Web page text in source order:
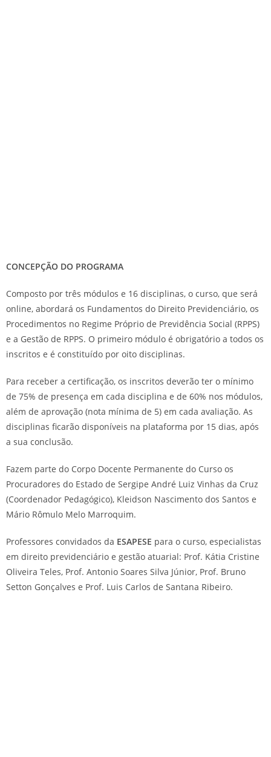
CONCEPÇÃO DO PROGRAMA
Composto por três módulos e 16 disciplinas, o curso, que será
online, abordará os Fundamentos do Direito Previdenciário, os
Procedimentos no Regime Próprio de Previdência Social (RPPS)
e a Gestão de RPPS. O primeiro módulo é obrigatório a todos os
inscritos e é constituído por oito disciplinas.
Para receber a certificação, os inscritos deverão ter o mínimo
de 75% de presença em cada disciplina e de 60% nos módulos,
além de aprovação (nota mínima de 5) em cada avaliação. As
disciplinas ficarão disponíveis na plataforma por 15 dias, após
a sua conclusão.
Fazem parte do Corpo Docente Permanente do Curso os
Procuradores do Estado de Sergipe André Luiz Vinhas da Cruz
(Coordenador Pedagógico), Kleidson Nascimento dos Santos e
Mário Rômulo Melo Marroquim.
Professores convidados da ESAPESE para o curso, especialistas
em direito previdenciário e gestão atuarial: Prof. Kátia Cristine
Oliveira Teles, Prof. Antonio Soares Silva Júnior, Prof. Bruno
Setton Gonçalves e Prof. Luis Carlos de Santana Ribeiro.